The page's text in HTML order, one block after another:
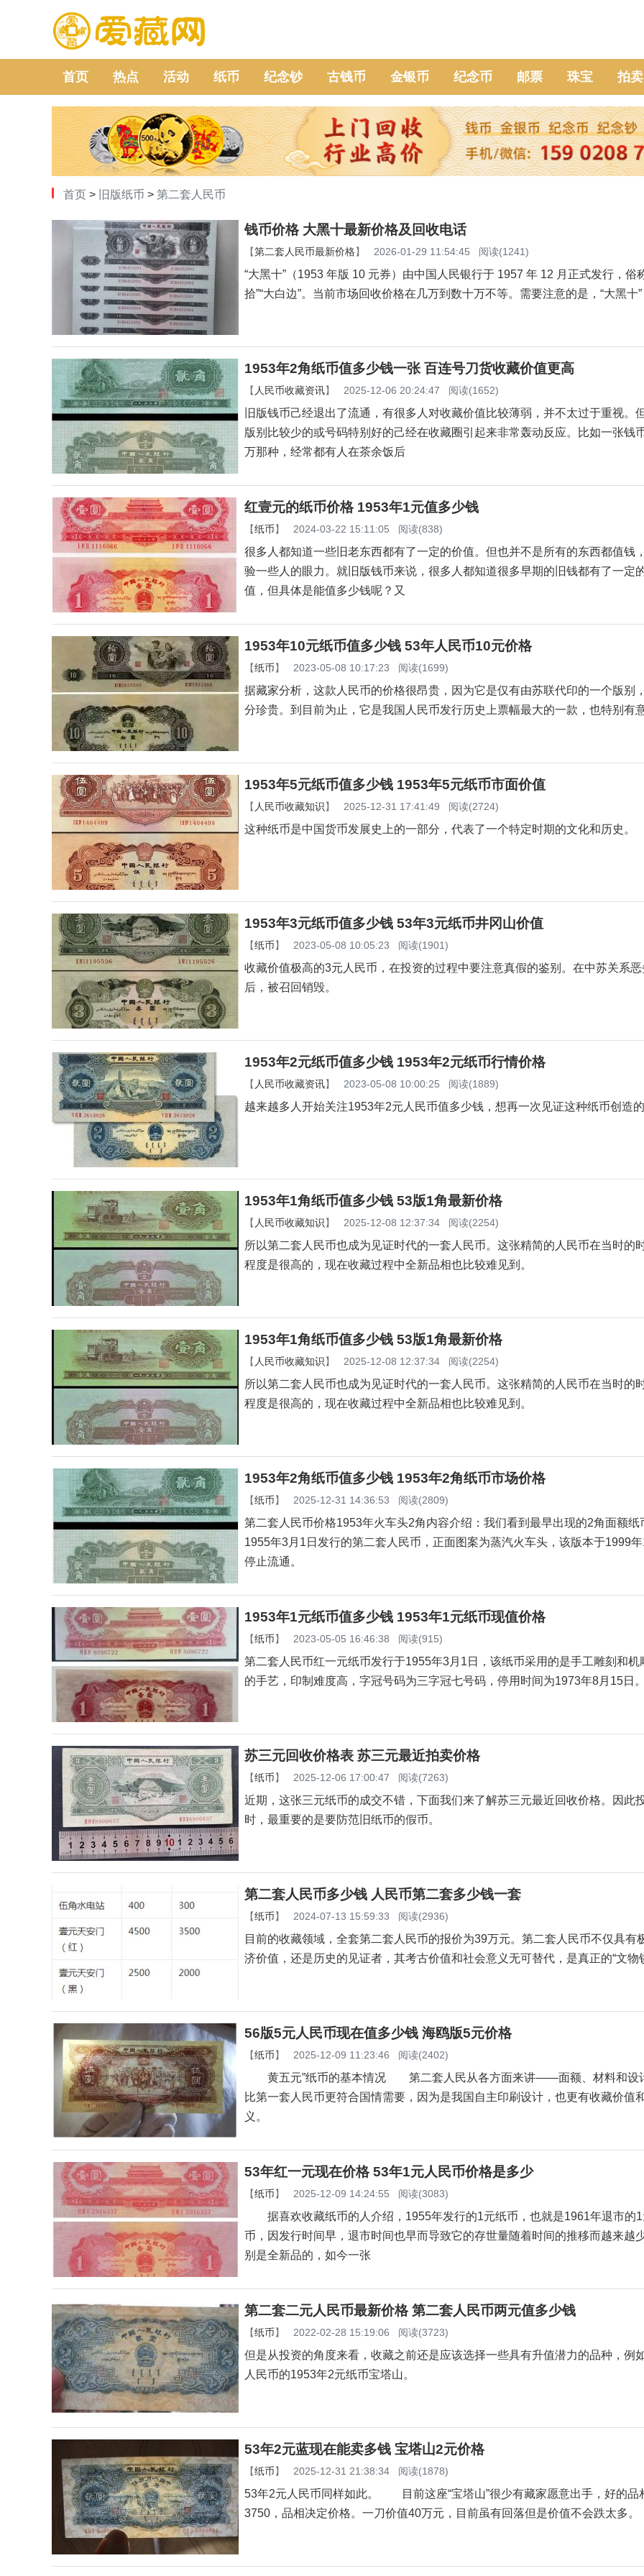
首页 热点 活动 纸币 纪念钞 古钱币 金银币 纪念币 邮票 珠宝 拍卖
首页 > 旧版纸币 > 第二套人民币
钱币价格 大黑十最新价格及回收电话
【第二套人民币最新价格】 2026-01-29 11:54:45 阅读(1241)
“大黑十”（1953 年版 10 元券）由中国人民银行于 1957 年 12 月正式发行，俗
拾”“大白边”。当前市场回收价格在几万到数十万不等。需要注意的是，“大黑十”
1953年2角纸币值多少钱一张 百连号刀货收藏价值更高
【 人民币收藏资讯】 2025-12-06 20:24:47 阅读(1652)
旧版钱币己经退出了流通，有很多人对收藏价值比较薄弱，并不太过于重视。
版别比较少的或号码特别好的己经在收藏圈引起来非常轰动反应。比如一张钱
万那种，经常都有人在茶余饭后
红壹元的纸币价格 1953年1元值多少钱
【纸币】 2024-03-22 15:11:05 阅读(838)
很多人都知道一些旧老东西都有了一定的价值。但也并不是所有的东西都值钱
验一些人的眼力。就旧版钱币来说，很多人都知道很多早期的旧钱都有了一定
值，但具体是能值多少钱呢？又
1953年10元纸币值多少钱 53年人民币10元价格
【纸币】 2023-05-08 10:17:23 阅读(1699)
据藏家分析，这款人民币的价格很昂贵，因为它是仅有由苏联代印的一个版别
分珍贵。到目前为止，它是我国人民币发行历史上票幅最大的一款，也特别有意
1953年5元纸币值多少钱 1953年5元纸币市面价值
【 人民币收藏知识】 2025-12-31 17:41:49 阅读(2724)
这种纸币是中国货币发展史上的一部分，代表了一个特定时期的文化和历史。
1953年3元纸币值多少钱 53年3元纸币井冈山价值
【纸币】 2023-05-08 10:05:23 阅读(1901)
收藏价值极高的3元人民币，在投资的过程中要注意真假的鉴别。在中苏关系恶
后，被召回销毁。
1953年2元纸币值多少钱 1953年2元纸币行情价格
【 人民币收藏资讯】 2023-05-08 10:00:25 阅读(1889)
越来越多人开始关注1953年2元人民币值多少钱，想再一次见证这种纸币创造的
1953年1角纸币值多少钱 53版1角最新价格
【 人民币收藏知识】 2025-12-08 12:37:34 阅读(2254)
所以第二套人民币也成为见证时代的一套人民币。这张精简的人民币在当时的
程度是很高的，现在收藏过程中全新品相也比较难见到。
1953年1角纸币值多少钱 53版1角最新价格
【 人民币收藏知识】 2025-12-08 12:37:34 阅读(2254)
所以第二套人民币也成为见证时代的一套人民币。这张精简的人民币在当时的
程度是很高的，现在收藏过程中全新品相也比较难见到。
1953年2角纸币值多少钱 1953年2角纸币市场价格
【纸币】 2025-12-31 14:36:53 阅读(2809)
第二套人民币价格1953年火车头2角内容介绍：我们看到最早出现的2角面额纸
1955年3月1日发行的第二套人民币，正面图案为蒸汽火车头，该版本于1999年
停止流通。
1953年1元纸币值多少钱 1953年1元纸币现值价格
【纸币】 2023-05-05 16:46:38 阅读(915)
第二套人民币红一元纸币发行于1955年3月1日，该纸币采用的是手工雕刻和机
的手艺，印制难度高，字冠号码为三字冠七号码，停用时间为1973年8月15日。
苏三元回收价格表 苏三元最近拍卖价格
【纸币】 2025-12-06 17:00:47 阅读(7263)
近期，这张三元纸币的成交不错，下面我们来了解苏三元最近回收价格。因此
时，最重要的是要防范旧纸币的假币。
第二套人民币多少钱 人民币第二套多少钱一套
【纸币】 2024-07-13 15:59:33 阅读(2936)
目前的收藏领域，全套第二套人民币的报价为39万元。第二套人民币不仅具有
济价值，还是历史的见证者，其考古价值和社会意义无可替代，是真正的“文物
56版5元人民币现在值多少钱 海鸥版5元价格
【纸币】 2025-12-09 11:23:46 阅读(2402)
黄五元”纸币的基本情况 第二套人民从各方面来讲——面额、材料和设
比第一套人民币更符合国情需要，因为是我国自主印刷设计，也更有收藏价值
义。
53年红一元现在价格 53年1元人民币价格是多少
【纸币】 2025-12-09 14:24:55 阅读(3083)
据喜欢收藏纸币的人介绍，1955年发行的1元纸币，也就是1961年退市的1
币，因发行时间早，退市时间也早而导致它的存世量随着时间的推移而越来越
别是全新品的，如今一张
第二套二元人民币最新价格 第二套人民币两元值多少钱
【纸币】 2022-02-28 15:19:06 阅读(3723)
但是从投资的角度来看，收藏之前还是应该选择一些具有升值潜力的品种，例
人民币的1953年2元纸币宝塔山。
53年2元蓝现在能卖多钱 宝塔山2元价格
【纸币】 2025-12-31 21:38:34 阅读(1878)
53年2元人民币同样如此。 目前这座“宝塔山”很少有藏家愿意出手，好的品
3750，品相决定价格。一刀价值40万元，目前虽有回落但是价值不会跌太多。